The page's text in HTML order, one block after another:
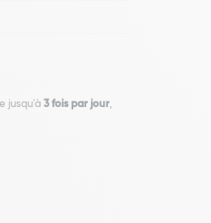
jusqu'à 3 fois par jour,